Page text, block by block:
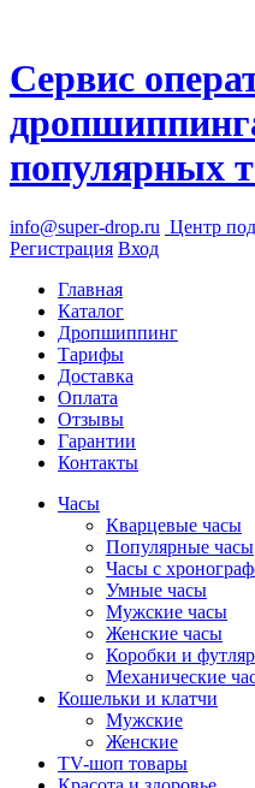
Сервис
популярных
info@super-drop.ru Центр
Регистрация Вход
Главная
Каталог
Дропшиппинг
Тарифы
Доставка
Оплата
Отзывы
Гарантии
Контакты
Часы
Кварцевые часы
Популярные часы
Часы с
Умные часы
Мужские часы
Женские часы
Коробки и
Механические
Кошельки и клатчи
Мужские
Женские
TV-шоп товары